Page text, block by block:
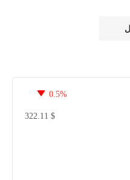
0.5%
$
322.11